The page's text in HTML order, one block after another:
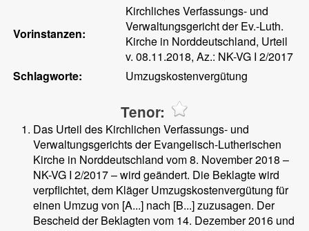
Vorinstanzen:
Kirchliches Verfassungs- und
Verwaltungsgericht der Ev.-Luth.
Kirche in Norddeutschland, Urteil
v. 08.11.2018, Az.: NK-VG I 2/2017
Schlagworte:
Umzugskostenvergütung
Tenor:
Das Urteil des Kirchlichen Verfassungs- und
Verwaltungsgerichts der Evangelisch-Lutherischen
Kirche in Norddeutschland vom 8. November 2018 –
NK-VG I 2/2017 – wird geändert. Die Beklagte wird
verpflichtet, dem Kläger Umzugskostenvergütung für
einen Umzug von [A...] nach [B...] zuzusagen. Der
Bescheid der Beklagten vom 14. Dezember 2016 und